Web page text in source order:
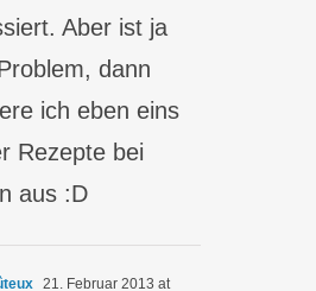
Aber ist ja
dann
ich eben eins
Rezepte bei
aus :D
21. Februar 2013 at